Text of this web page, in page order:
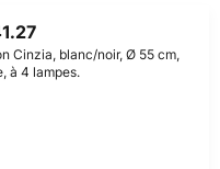
Cinzia, blanc/noir, Ø 55 cm,
à 4 lampes.